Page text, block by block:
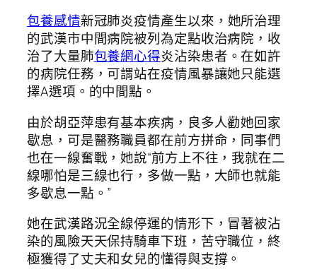
包養感情新冠肺炎疫情產生以來，她所治理
的武漢市中間病院被列為定點收治病院，收
治了大量肺包養網心得炎沾染患者。在如許
的病院任務，可謂站在疫情風暴讓她只能選
擇A選項。的中間點。
由於胡亞萍患有基本疾病，良多人勸她回家
歇息，可是醫務職員都在前方拼命，同事們
也在一線奮戰，她說“前方上不往，我就在二
線哪怕是三線也行，多做一點，大師也就能
多歇息一點。”
她在武漢路況全線停運的情形下，冒著被沾
染的風險天天保持騎車下班，苦守職位，終
極獲得了丈夫和女兒的懂得與支撐。